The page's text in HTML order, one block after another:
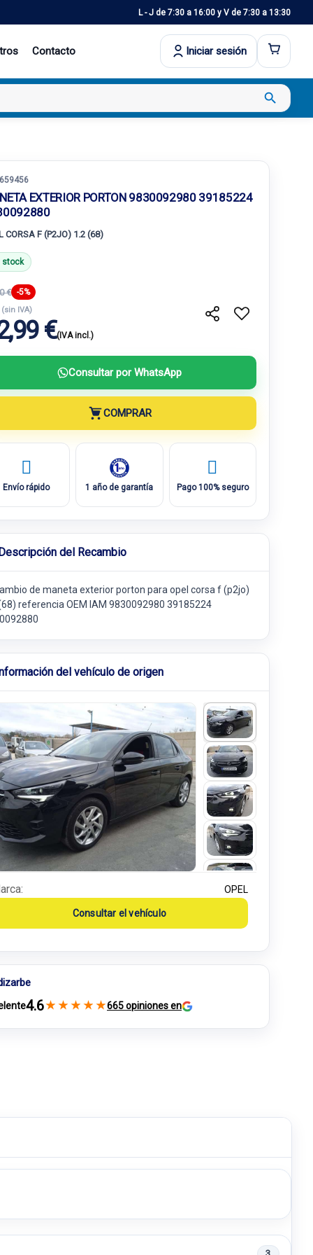
L - J de 7:30 a 16:00 y V de 7:30 a 13:30
Contacto Iniciar sesión
search
EXTERIOR PORTON 9830092980 39185224
CORSA F (P2JO) 1.2 (68)
stock
€ -5%
(sin IVA)
€(IVA incl.)
Consultar por WhatsApp
COMPRAR
Envío rápido 1 año de garantía Pago 100% seguro
del Recambio
de maneta exterior porton para opel corsa f (p2jo)
referencia OEM IAM 9830092980 39185224
del vehículo de origen
OPEL
Consultar el vehículo
4.6★ ★ ★ ★ ★665 opiniones en